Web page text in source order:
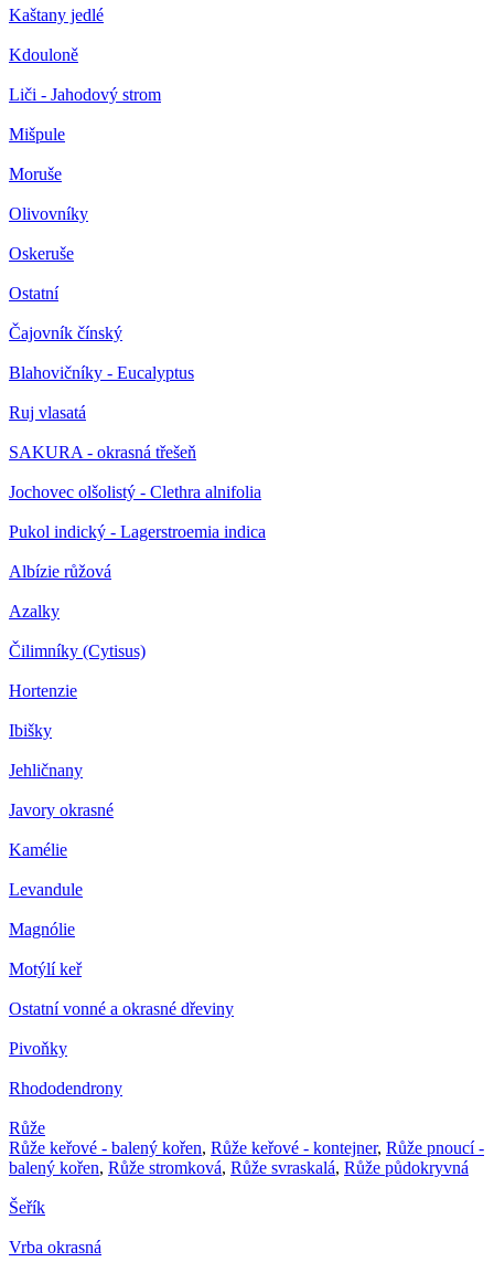
Kaštany jedlé
Kdouloně
Liči - Jahodový strom
Mišpule
Moruše
Olivovníky
Oskeruše
Ostatní
Čajovník čínský
Blahovičníky - Eucalyptus
Ruj vlasatá
SAKURA - okrasná třešeň
Jochovec olšolistý - Clethra alnifolia
Pukol indický - Lagerstroemia indica
Albízie růžová
Azalky
Čilimníky (Cytisus)
Hortenzie
Ibišky
Jehličnany
Javory okrasné
Kamélie
Levandule
Magnólie
Motýlí keř
Ostatní vonné a okrasné dřeviny
Pivoňky
Rhododendrony
Růže
Růže keřové - balený kořen, Růže keřové - kontejner, Růže pnoucí -
balený kořen, Růže stromková, Růže svraskalá, Růže půdokryvná
Šeřík
Vrba okrasná